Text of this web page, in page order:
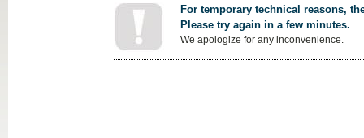
For temporary technical reasons,
Please try again in a few minutes.
We apologize for any inconvenience.